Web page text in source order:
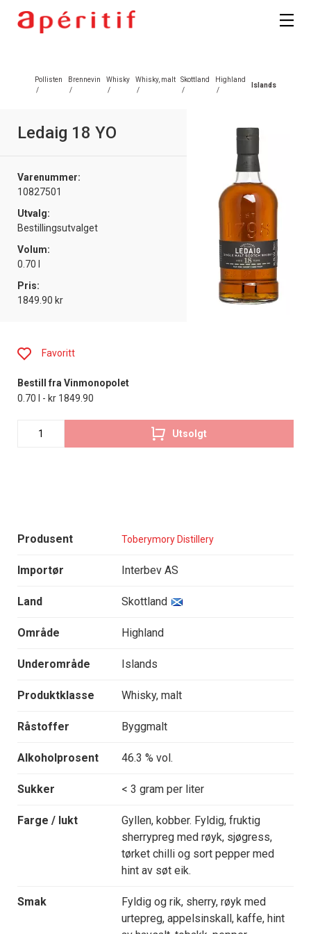
Pollisten
/
Brennevin
/
Whisky
/
Whisky, malt
/
Skottland
/
Highland
/
Islands
Ledaig 18 YO
Varenummer:
10827501
Utvalg:
Bestillingsutvalget
Volum:
0.70 l
Pris:
1849.90 kr
Produsent Toberymory Distillery
Importør Interbev AS
Land Skottland
Område Highland
Underområde Islands
Produktklasse Whisky, malt
Råstoffer Byggmalt
Alkoholprosent 46.3 % vol.
Sukker < 3 gram per liter
Farge / lukt
Gyllen, kobber. Fyldig, fruktig
sherrypreg med røyk, sjøgress,
tørket chilli og sort pepper med
hint av søt eik.
Smak
Fyldig og rik, sherry, røyk med
urtepreg, appelsinskall, kaffe, hint
Favoritt
Bestill fra Vinmonopolet
0.70 l - kr 1849.90
Utsolgt